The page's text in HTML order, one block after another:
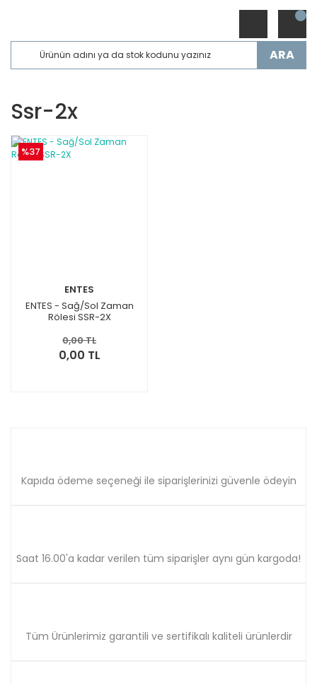
ARA
Ssr-2x
%37
ENTES
ENTES - Sağ/Sol Zaman
Rölesi SSR-2X
0,00 TL
0,00 TL
Kapıda ödeme seçeneği ile siparişlerinizi güvenle ödeyin
Saat 16.00'a kadar verilen tüm siparişler aynı gün kargoda!
Tüm Ürünlerimiz garantili ve sertifikalı kaliteli ürünlerdir